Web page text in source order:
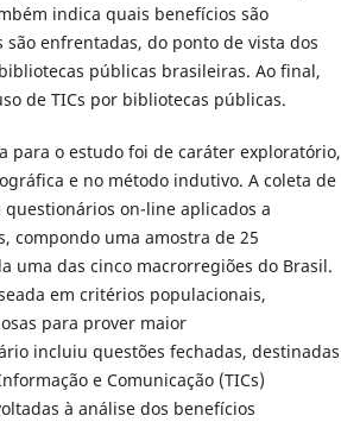
indica quais benefícios são
enfrentadas, do ponto de vista dos
públicas brasileiras. Ao final,
de TICs por bibliotecas públicas.
para o estudo foi de caráter exploratório,
e no método indutivo. A coleta de
on-line aplicados a
compondo uma amostra de 25
uma das cinco macrorregiões do Brasil.
em critérios populacionais,
para prover maior
incluiu questões fechadas, destinadas
e Comunicação (TICs)
à análise dos benefícios